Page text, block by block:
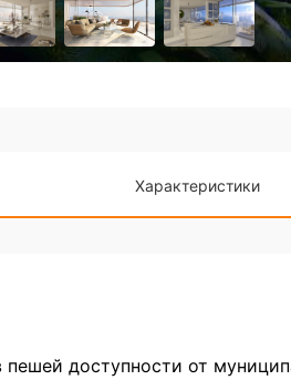
Характеристики
доступности от